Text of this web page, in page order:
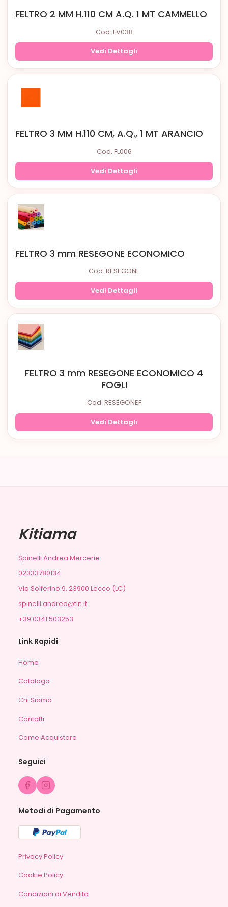
FELTRO 2 MM H.110 CM A.Q. 1 MT CAMMELLO
Cod. FV038
Vedi Dettagli
FELTRO 3 MM H.110 CM, A.Q., 1 MT ARANCIO
Cod. FL006
Vedi Dettagli
FELTRO 3 mm RESEGONE ECONOMICO
Cod. RESEGONE
Vedi Dettagli
FELTRO 3 mm RESEGONE ECONOMICO 4
FOGLI
Cod. RESEGONEF
Vedi Dettagli
Kitiama
Spinelli Andrea Mercerie
02333780134
Via Solferino 9, 23900 Lecco (LC)
spinelli.andrea@tin.it
+39 0341.503253
Link Rapidi
Home
Catalogo
Chi Siamo
Contatti
Come Acquistare
Seguici
Metodi di Pagamento
Privacy Policy
Cookie Policy
Condizioni di Vendita